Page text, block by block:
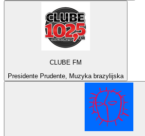
CLUBE FM
Presidente Prudente, Muzyka brazylijska